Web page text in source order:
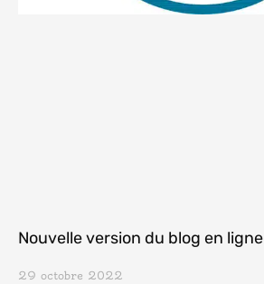
Nouvelle version du blog en ligne
29 octobre 2022